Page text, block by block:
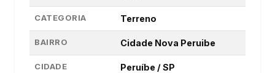
CATEGORIA Terreno
BAIRRO Cidade Nova Peruibe
CIDADE Peruíbe / SP